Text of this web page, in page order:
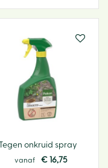
Tegen onkruid spray
vanaf € 16,75